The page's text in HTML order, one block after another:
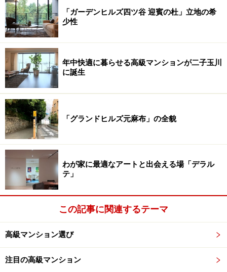
会室」ではないだろうか。規模に関わらず、たいていの
建物に用意されている。これは管理組合で会議をするな
ど必然的な理由も大きいわけであるが、近頃のマンショ
ンは大型化の流れもあって、共用施設の種類が一気に増
えた。
最も稼働率が高いとされる「ゲストルーム」。タワーマ
ンションなら「スカイラウンジ」や「屋上デッキ」で眺
めを共有できる。キッチンの付いた「パーティルーム」
も人気がある。どんな施設を設置するかは、立地の特
性、居住者の嗜好、総戸数、デベロッパーの考え、など
が決定要因になろうか。
最近はとくにデベロッパーによって方針が大きく異って
いるようだが、都心の高級マンションもかなり差が生ま
れている。詳しくは次ページへ。
※記事内容は執筆時点のものです。最新の内容をご確認くださ
い。
「ガーデンヒルズ四ツ谷 迎賓の杜」立地の希
少性
年中快適に暮らせる高級マンションが二子玉川
に誕生
「グランドヒルズ元麻布」の全貌
わが家に最適なアートと出会える場「デラル
テ」
この記事に関連するテーマ
高級マンション選び
注目の高級マンション